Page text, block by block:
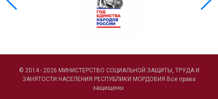
© 2014 - 2026 МИНИСТЕРСТВО СОЦИАЛЬНОЙ ЗАЩИТЫ, ТРУДА И
ЗАНЯТОСТИ НАСЕЛЕНИЯ РЕСПУБЛИКИ МОРДОВИЯ Все права
защищены.